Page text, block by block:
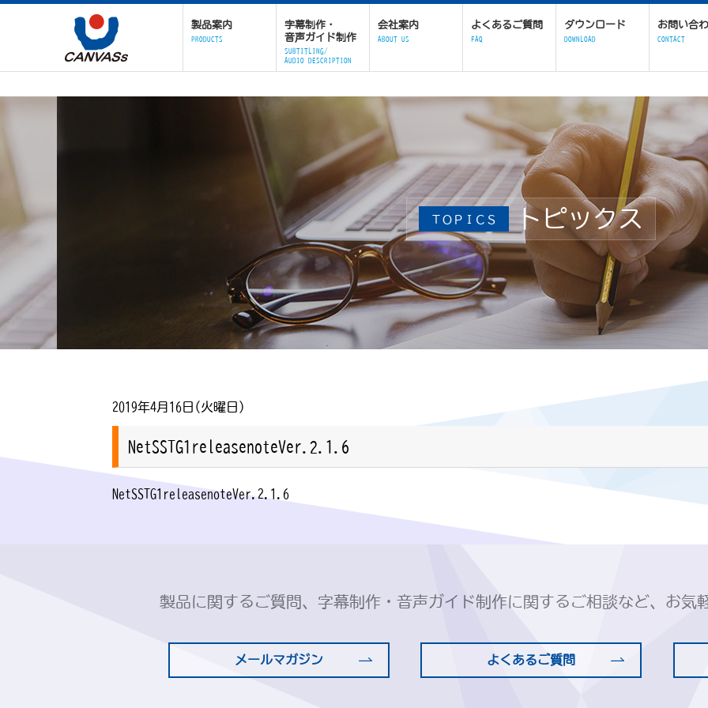
製品案内
PRODUCTS
字幕制作・
音声ガイド制作
SUBTITLING/
AUDIO DESCRIPTION
会社案内
ABOUT US
よくあるご質問
FAQ
ダウンロード
DOWNLOAD
お問い合
CONTACT
ＴＯＰＩＣＳ トピックス
2019年4月16日(火曜日)
NetSSTG1releasenoteVer.2.1.6
NetSSTG1releasenoteVer.2.1.6
製品に関するご質問、字幕制作・音声ガイド制作に関するご相談など、お気
メールマガジン よくあるご質問